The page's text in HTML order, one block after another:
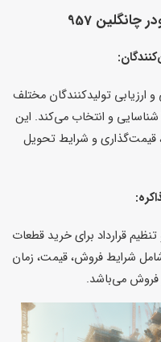
957
ارزیابی تولیدکنندگان مختلف
شناسایی و انتخاب می‌کند. این
قیمت‌گذاری و شرایط تحویل
قرارداد برای خرید قطعات
شرایط فروش، قیمت، زمان
می‌باشد.